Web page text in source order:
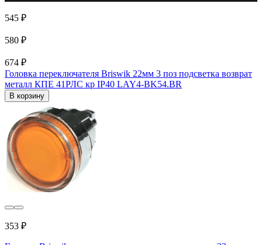
545 ₽
580 ₽
674 ₽
Головка переключателя Briswik 22мм 3 поз подсветка возврат
металл КПЕ 41РЛС кр IP40 LAY4-BK54.BR
В корзину
353 ₽